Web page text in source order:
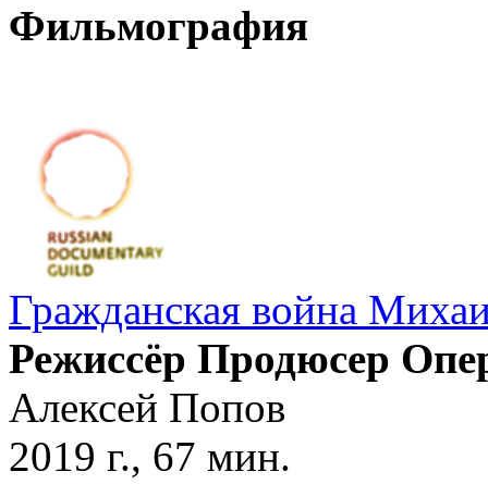
Фильмография
Гражданская война
Режиссёр Продюсер
Алексей Попов
2019 г., 67 мин.